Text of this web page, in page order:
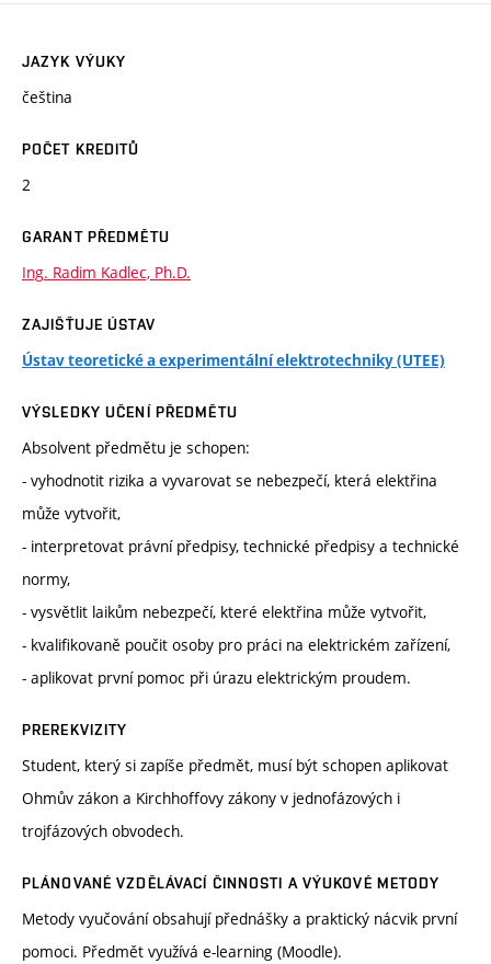
JAZYK VÝUKY
čeština
POČET KREDITŮ
2
GARANT PŘEDMĚTU
Ing. Radim Kadlec, Ph.D.
ZAJIŠŤUJE ÚSTAV
Ústav teoretické a experimentální elektrotechniky (UTEE)
VÝSLEDKY UČENÍ PŘEDMĚTU
Absolvent předmětu je schopen:
- vyhodnotit rizika a vyvarovat se nebezpečí, která elektřina
může vytvořit,
- interpretovat právní předpisy, technické předpisy a technické
normy,
- vysvětlit laikům nebezpečí, které elektřina může vytvořit,
- kvalifikovaně poučit osoby pro práci na elektrickém zařízení,
- aplikovat první pomoc při úrazu elektrickým proudem.
PREREKVIZITY
Student, který si zapíše předmět, musí být schopen aplikovat
Ohmův zákon a Kirchhoffovy zákony v jednofázových i
trojfázových obvodech.
PLÁNOVANÉ VZDĚLÁVACÍ ČINNOSTI A VÝUKOVÉ METODY
Metody vyučování obsahují přednášky a praktický nácvik první
pomoci. Předmět využívá e-learning (Moodle).